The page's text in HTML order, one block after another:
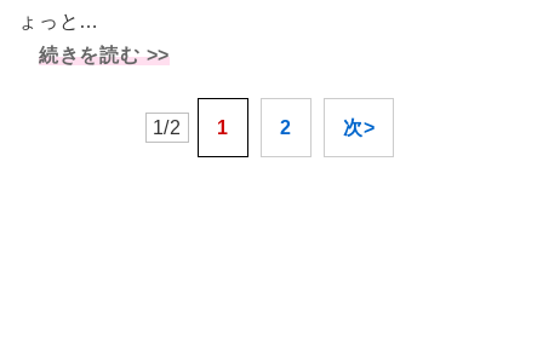
ょっと…
続きを読む >>
1/2 1 2 次>